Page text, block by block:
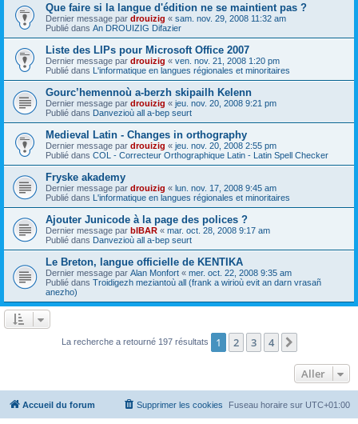
Que faire si la langue d'édition ne se maintient pas ?
Dernier message par drouizig « sam. nov. 29, 2008 11:32 am
Publié dans An DROUIZIG Difazier
Liste des LIPs pour Microsoft Office 2007
Dernier message par drouizig « ven. nov. 21, 2008 1:20 pm
Publié dans L'informatique en langues régionales et minoritaires
Gourc’hemennoù a-berzh skipailh Kelenn
Dernier message par drouizig « jeu. nov. 20, 2008 9:21 pm
Publié dans Danvezioù all a-bep seurt
Medieval Latin - Changes in orthography
Dernier message par drouizig « jeu. nov. 20, 2008 2:55 pm
Publié dans COL - Correcteur Orthographique Latin - Latin Spell Checker
Fryske akademy
Dernier message par drouizig « lun. nov. 17, 2008 9:45 am
Publié dans L'informatique en langues régionales et minoritaires
Ajouter Junicode à la page des polices ?
Dernier message par bIBAR « mar. oct. 28, 2008 9:17 am
Publié dans Danvezioù all a-bep seurt
Le Breton, langue officielle de KENTIKA
Dernier message par Alan Monfort « mer. oct. 22, 2008 9:35 am
Publié dans Troidigezh meziantoù all (frank a wirioù evit an darn vrasañ
anezho)
La recherche a retourné 197 résultats 1 2 3 4
Aller
Accueil du forum Fuseau horaire sur UTC+01:00
Supprimer les cookies